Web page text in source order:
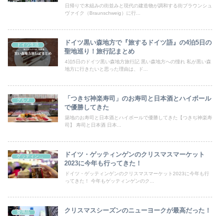
日帰りで木組みの街並みと現代の建造物が調和する街ブラウンシュ
ヴァイク（Braunschweig）に行...
ドイツ生活
ドイツ黒い森地方で『旅するドイツ語』の4泊5日の
聖地巡り！旅行記まとめ
4泊5日のドイツ黒い森地方旅行記 黒い森地方への憧れ 私が黒い森
地方に行きたいと思った理由は、ド...
グルメ
「つきぢ神楽寿司」のお寿司と日本酒とハイボール
で優勝してきた
築地のお寿司と日本酒とハイボールで優勝してきた【つきぢ神楽寿
司】 寿司と日本酒 日本...
ゲッティンゲン
ドイツ・ゲッティンゲンのクリスマスマーケット
2023に今年も行ってきた！
ドイツ・ゲッティンゲンのクリスマスマーケット2023に今年も行
ってきた！ 今年もゲッティンゲンのク...
愛用品 クリスマスシーズンのニューヨークが最高だった！